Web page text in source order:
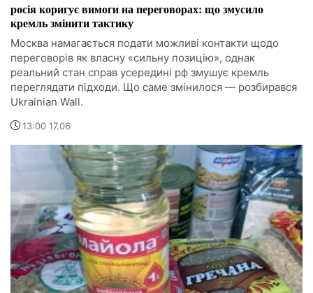
росія коригує вимоги на переговорах: що змусило
кремль змінити тактику
Москва намагається подати можливі контакти щодо
переговорів як власну «сильну позицію», однак
реальний стан справ усередині рф змушує кремль
переглядати підходи. Що саме змінилося — розбирався
Ukrainian Wall.
13:00 17.06